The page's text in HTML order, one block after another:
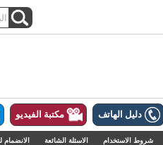
دليل الهاتف مكتبة الفيديو
شروط الاستخدام الاسئلة الشائعة